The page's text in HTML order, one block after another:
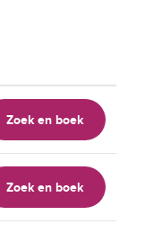
Zoek en boek
Zoek en boek